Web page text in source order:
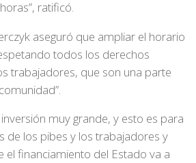
ratificó.
aseguró que ampliar el horario
todos los derechos
trabajadores, que son una parte
muy grande, y esto es para
de los pibes y los trabajadores y
el financiamiento del Estado va a